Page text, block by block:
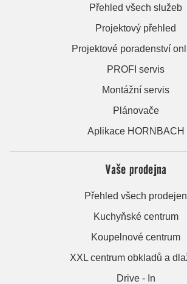
Přehled všech služeb
Projektový přehled
Projektové poradenství
PROFI servis
Montážní servis
Plánovače
Aplikace HORNBACH
Vaše prodejna
Přehled všech prodejen
Kuchyňské centrum
Koupelnové centrum
XXL centrum obkladů a
Drive - In